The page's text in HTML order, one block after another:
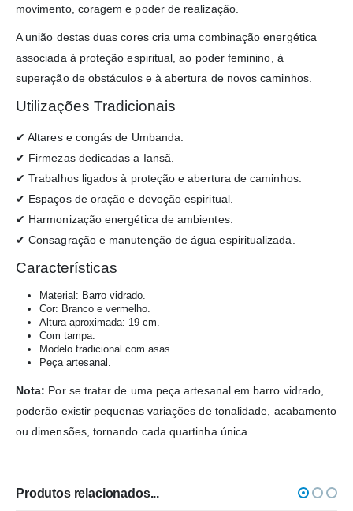
movimento, coragem e poder de realização.
A união destas duas cores cria uma combinação energética
associada à proteção espiritual, ao poder feminino, à
superação de obstáculos e à abertura de novos caminhos.
Utilizações Tradicionais
✔ Altares e congás de Umbanda.
✔ Firmezas dedicadas a Iansã.
✔ Trabalhos ligados à proteção e abertura de caminhos.
✔ Espaços de oração e devoção espiritual.
✔ Harmonização energética de ambientes.
✔ Consagração e manutenção de água espiritualizada.
Características
Material: Barro vidrado.
Cor: Branco e vermelho.
Altura aproximada: 19 cm.
Com tampa.
Modelo tradicional com asas.
Peça artesanal.
Nota: Por se tratar de uma peça artesanal em barro vidrado,
poderão existir pequenas variações de tonalidade, acabamento
ou dimensões, tornando cada quartinha única.
Produtos relacionados...